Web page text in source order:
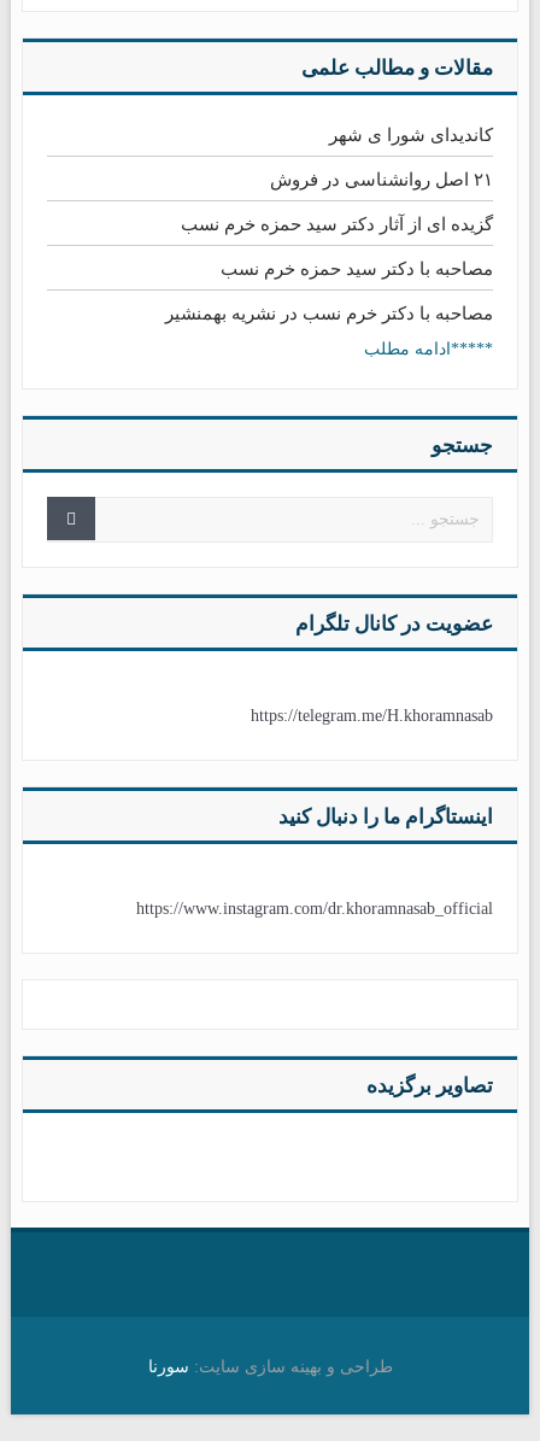
مقالات و مطالب علمی
کاندیدای شورا ی شهر
۲۱ اصل روانشناسی در فروش
گزیده ای از آثار دکتر سید حمزه خرم نسب
مصاحبه با دکتر سید حمزه خرم نسب
مصاحبه با دکتر خرم نسب در نشریه بهمنشیر
*****ادامه مطلب
جستجو
عضویت در کانال تلگرام
https://telegram.me/H.khoramnasab
اینستاگرام ما را دنبال کنید
https://www.instagram.com/dr.khoramnasab_official
تصاویر برگزیده
طراحی و بهینه سازی سایت: سورنا